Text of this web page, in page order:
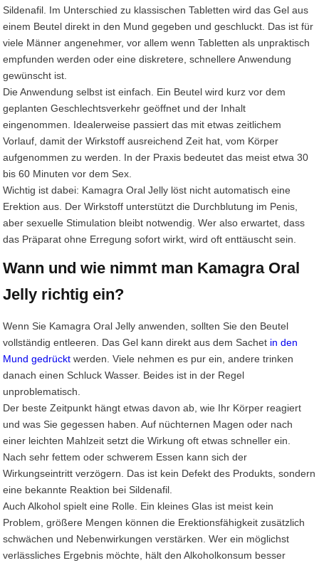
Sildenafil. Im Unterschied zu klassischen Tabletten wird das Gel aus
einem Beutel direkt in den Mund gegeben und geschluckt. Das ist für
viele Männer angenehmer, vor allem wenn Tabletten als unpraktisch
empfunden werden oder eine diskretere, schnellere Anwendung
gewünscht ist.
Die Anwendung selbst ist einfach. Ein Beutel wird kurz vor dem
geplanten Geschlechtsverkehr geöffnet und der Inhalt
eingenommen. Idealerweise passiert das mit etwas zeitlichem
Vorlauf, damit der Wirkstoff ausreichend Zeit hat, vom Körper
aufgenommen zu werden. In der Praxis bedeutet das meist etwa 30
bis 60 Minuten vor dem Sex.
Wichtig ist dabei: Kamagra Oral Jelly löst nicht automatisch eine
Erektion aus. Der Wirkstoff unterstützt die Durchblutung im Penis,
aber sexuelle Stimulation bleibt notwendig. Wer also erwartet, dass
das Präparat ohne Erregung sofort wirkt, wird oft enttäuscht sein.
Wann und wie nimmt man Kamagra Oral
Jelly richtig ein?
Wenn Sie Kamagra Oral Jelly anwenden, sollten Sie den Beutel
vollständig entleeren. Das Gel kann direkt aus dem Sachet in den
Mund gedrückt werden. Viele nehmen es pur ein, andere trinken
danach einen Schluck Wasser. Beides ist in der Regel
unproblematisch.
Der beste Zeitpunkt hängt etwas davon ab, wie Ihr Körper reagiert
und was Sie gegessen haben. Auf nüchternen Magen oder nach
einer leichten Mahlzeit setzt die Wirkung oft etwas schneller ein.
Nach sehr fettem oder schwerem Essen kann sich der
Wirkungseintritt verzögern. Das ist kein Defekt des Produkts, sondern
eine bekannte Reaktion bei Sildenafil.
Auch Alkohol spielt eine Rolle. Ein kleines Glas ist meist kein
Problem, größere Mengen können die Erektionsfähigkeit zusätzlich
schwächen und Nebenwirkungen verstärken. Wer ein möglichst
verlässliches Ergebnis möchte, hält den Alkoholkonsum besser